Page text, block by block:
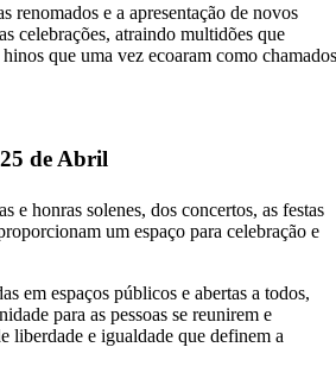
renomados e a apresentação de novos
celebrações, atraindo multidões que
que uma vez ecoaram como chamados
de Abril
e honras solenes, dos concertos, as festas
um espaço para celebração e
em espaços públicos e abertas a todos,
para as pessoas se reunirem e
liberdade e igualdade que definem a